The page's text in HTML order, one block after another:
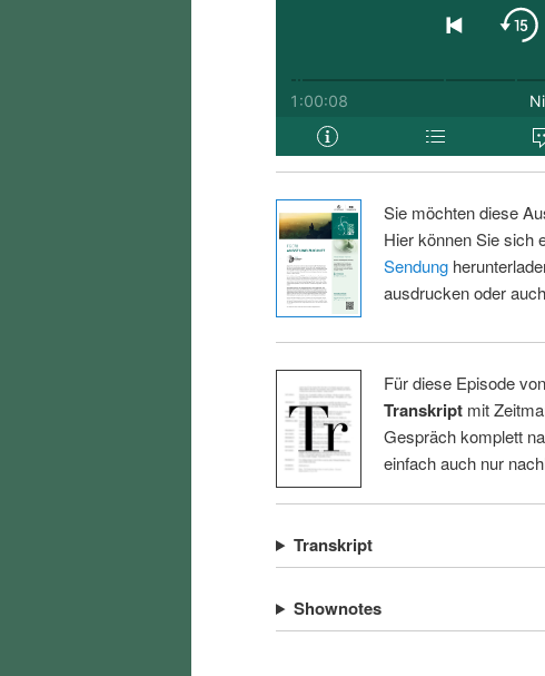
Sie möchten diese
Hier können Sie sich
Sendung
ausdrucken oder
Für diese Episode
Transkriptmit
Gespräch komplett
einfach auch nur
Transkript
Shownotes